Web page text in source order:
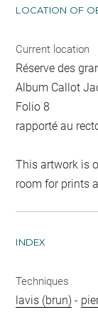
LOCATION OF
Current location
Réserve des
Album Callot
Folio 8
rapporté au
This artwork is
room for prints
INDEX
Techniques
lavis (brun) -